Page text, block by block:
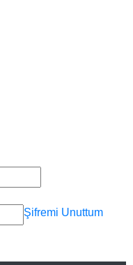
Şifremi Unuttum